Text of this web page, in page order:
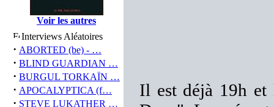
Voir les autres
Interviews Aléatoires
· ABORTED (be) - …
· BLIND GUARDIAN …
· BURGUL TORKAÏN …
· APOCALYPTICA (f…
· STEVE LUKATHER …
Il est déjà 19h et